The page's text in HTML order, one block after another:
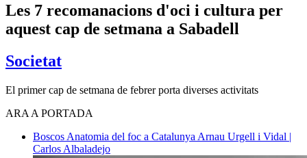
Les 7 recomanacions d'oci i cultura per
aquest cap de setmana a Sabadell
Societat
El primer cap de setmana de febrer porta diverses activitats
ARA A PORTADA
Boscos Anatomia del foc a Catalunya Arnau Urgell i Vidal |
Carlos Albaladejo